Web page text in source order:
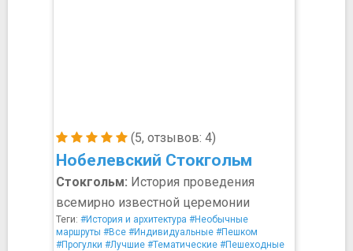
(5, отзывов: 4)
Нобелевский Стокгольм
Стокгольм: История проведения
всемирно известной церемонии
Теги: #История и архитектура #Необычные
маршруты #Все #Индивидуальные #Пешком
#Прогулки #Лучшие #Тематические #Пешеходные